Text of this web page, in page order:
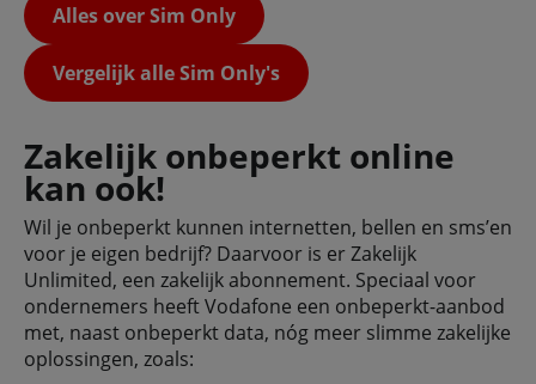
Alles over Sim Only
Vergelijk alle Sim Only's
Zakelijk onbeperkt online
kan ook!
Wil je onbeperkt kunnen internetten, bellen en sms’en
voor je eigen bedrijf? Daarvoor is er Zakelijk
Unlimited, een zakelijk abonnement. Speciaal voor
ondernemers heeft Vodafone een onbeperkt-aanbod
met, naast onbeperkt data, nóg meer slimme zakelijke
oplossingen, zoals: